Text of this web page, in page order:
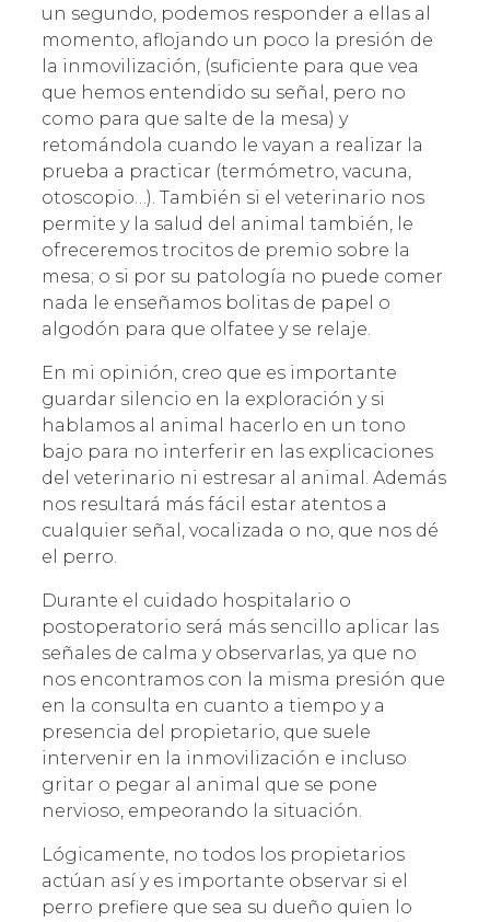
un segundo, podemos responder a ellas al
momento, aflojando un poco la presión de
la inmovilización, (suficiente para que vea
que hemos entendido su señal, pero no
como para que salte de la mesa) y
retomándola cuando le vayan a realizar la
prueba a practicar (termómetro, vacuna,
otoscopio…). También si el veterinario nos
permite y la salud del animal también, le
ofreceremos trocitos de premio sobre la
mesa; o si por su patología no puede comer
nada le enseñamos bolitas de papel o
algodón para que olfatee y se relaje.
En mi opinión, creo que es importante
guardar silencio en la exploración y si
hablamos al animal hacerlo en un tono
bajo para no interferir en las explicaciones
del veterinario ni estresar al animal. Además
nos resultará más fácil estar atentos a
cualquier señal, vocalizada o no, que nos dé
el perro.
Durante el cuidado hospitalario o
postoperatorio será más sencillo aplicar las
señales de calma y observarlas, ya que no
nos encontramos con la misma presión que
en la consulta en cuanto a tiempo y a
presencia del propietario, que suele
intervenir en la inmovilización e incluso
gritar o pegar al animal que se pone
nervioso, empeorando la situación.
Lógicamente, no todos los propietarios
actúan así y es importante observar si el
perro prefiere que sea su dueño quien lo